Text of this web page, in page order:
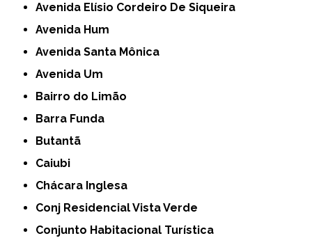
Avenida Elísio Cordeiro De Siqueira
Avenida Hum
Avenida Santa Mônica
Avenida Um
Bairro do Limão
Barra Funda
Butantã
Caiubi
Chácara Inglesa
Conj Residencial Vista Verde
Conjunto Habitacional Turística